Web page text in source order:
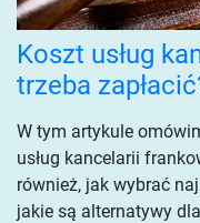
Koszt usług
trzeba
W tym artykule
usług kancelarii
również, jak wybrać
jakie są alternatywy